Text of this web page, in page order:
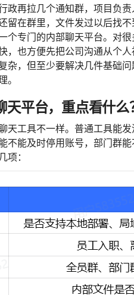
政再拉几个通知群，项目负
留在群里，文件发过以后找
个专门的内部聊天平台。对
，也方便先把公司沟通从个人
杂，但至少要解决几件基础
。
天平台，重点看什么
天工具不一样。普通工具能
不能及时停用账号，部门群
项：